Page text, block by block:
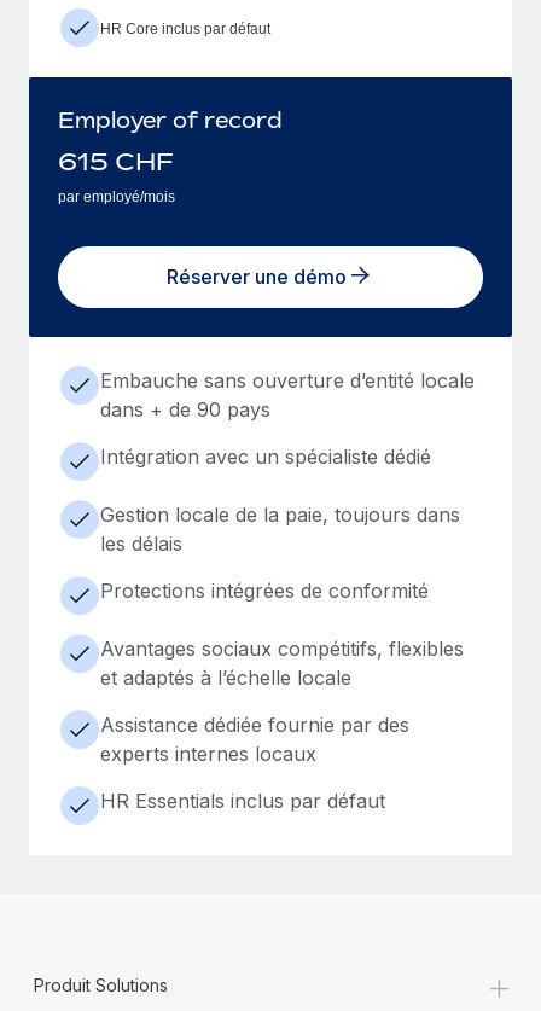
HR Core inclus par défaut
Employer of record
615 CHF
par employé/mois
Réserver une démo
Embauche sans ouverture d’entité locale
dans + de 90 pays
Intégration avec un spécialiste dédié
Gestion locale de la paie, toujours dans
les délais
Protections intégrées de conformité
Avantages sociaux compétitifs, flexibles
et adaptés à l’échelle locale
Assistance dédiée fournie par des
experts internes locaux
HR Essentials inclus par défaut
Produit Solutions +